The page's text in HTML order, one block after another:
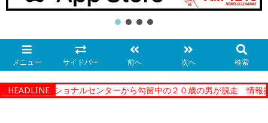
メニュー サイドバー 前へ 次へ 検索
HEADLINE
ーコレクショナルセンターから勾留中の２０歳の男が脱走 情報提